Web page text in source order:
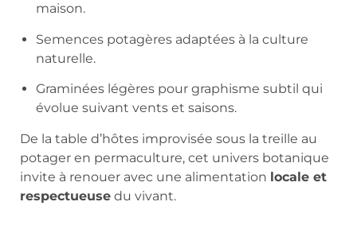
maison.
Semences potagères adaptées à la culture
naturelle.
Graminées légères pour graphisme subtil qui
évolue suivant vents et saisons.
De la table d’hôtes improvisée sous la treille au
potager en permaculture, cet univers botanique
invite à renouer avec une alimentation locale et
respectueuse du vivant.